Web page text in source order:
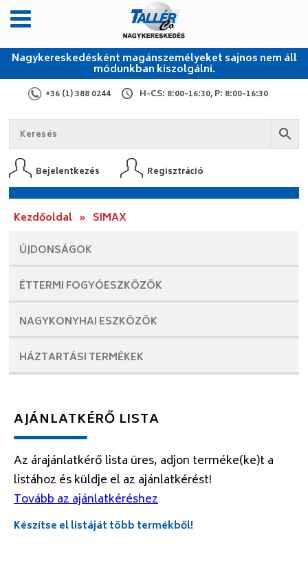
Nagykereskedésként magánszemélyeket sajnos nem áll
módunkban kiszolgálni.
+36 (1) 388 0244 H-CS: 8:00-16:30, P: 8:00-16:30
Bejelentkezés Regisztráció
Kezdőoldal » SIMAX
ÚJDONSÁGOK
ÉTTERMI FOGYÓESZKÖZÖK
NAGYKONYHAI ESZKÖZÖK
HÁZTARTÁSI TERMÉKEK
AJÁNLATKÉRŐ LISTA
Az árajánlatkérő lista üres, adjon terméke(ke)t a
listához és küldje el az ajánlatkérést!
Tovább az ajánlatkéréshez
Készítse el listáját több termékből!